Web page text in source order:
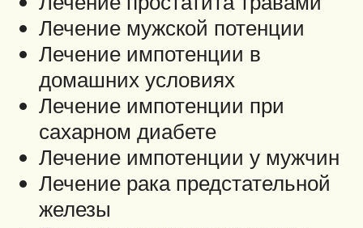
Лечение мужской потенции
Лечение импотенции в
домашних условиях
Лечение импотенции при
сахарном диабете
Лечение импотенции у мужчин
Лечение рака предстательной
железы